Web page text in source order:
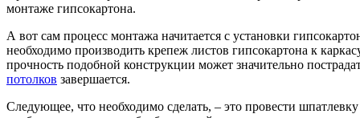
монтаже гипсокартона.
А вот сам процесс монтажа начитается с установки
необходимо производить крепеж листов гипсокартона к
прочность подобной конструкции может значительно
потолков завершается.
Следующее, что необходимо сделать, – это провести